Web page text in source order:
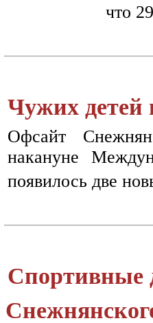
что
Чужих детей
Офсайт
накануне
появилось две
Спортивные